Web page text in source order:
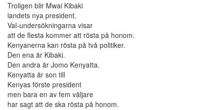
Troligen blir Mwai Kibaki
landets nya president.
Val-undersökningarna visar
att de flesta kommer att rösta på honom.
Kenyanerna kan rösta på två politiker.
Den ena är Kibaki.
Den andra är Jomo Kenyatta.
Kenyatta är son till
Kenyas förste president
men bara en av fem väljare
har sagt att de ska rösta på honom.